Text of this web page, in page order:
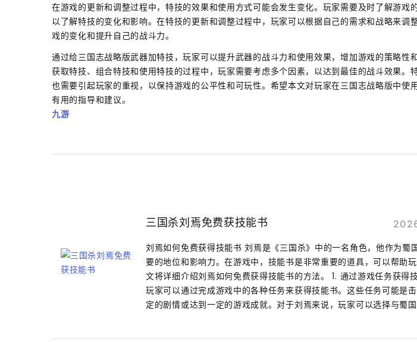
在游戏的更新和调整过程中，特技的效果和使用方式可能会发生变化。玩家需要及时了解游戏
以了解特技的变化和影响。在特技的更新和调整过程中，玩家可以根据自己的需求和战略来调
戏的变化和提升自己的战斗力。
通过给三国志战略版武器加特技，玩家可以提升武器的战斗力和使用效果，增加游戏的策略性
获取特技、组合特技和使用特技的过程中，玩家需要考虑多个因素，以达到最佳的战斗效果。
也需要引起玩家的重视，以保持游戏的公平性和可玩性。希望本文对玩家在三国志战略版中使
有用的指导和建议。
九游
三国杀刘焉免费获技能书
刘焉如何免费获得技能书 刘焉是《三国杀》中的一名角色，他作为蜀
要的地位和影响力。在游戏中，技能书是非常重要的道具，可以帮助
文将详细介绍刘焉如何免费获得技能书的方法。 1. 通过游戏任务获得
玩家可以通过完成游戏中的各种任务来获得技能书。这些任务可能是
定的剧情或达到一定的游戏成就。对于刘焉来说，玩家可以选择与蜀